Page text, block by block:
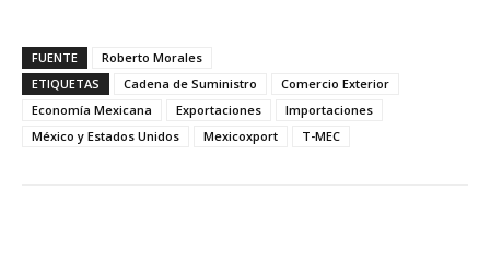
FUENTE
Roberto Morales
ETIQUETAS
Cadena de Suministro
Comercio Exterior
Economía Mexicana
Exportaciones
Importaciones
México y Estados Unidos
Mexicoxport T-MEC